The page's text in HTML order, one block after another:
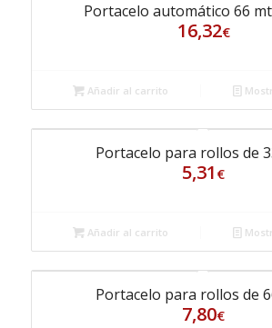
Portacelo automático 66
16,32€
Añadir al carrito
Portacelo para rollos de
5,31 €
Añadir al carrito
Portacelo para rollos de
7,80€